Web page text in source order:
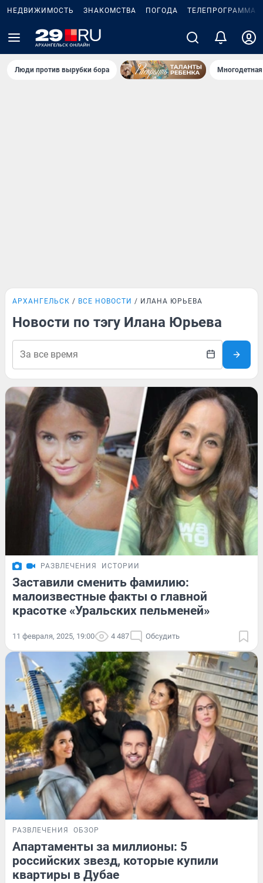
НЕДВИЖИМОСТЬ ЗНАКОМСТВА ПОГОДА ТЕЛЕПРОГРАММА
Люди против вырубки бора
АРХАНГЕЛЬСК ВСЕ НОВОСТИ ИЛАНА ЮРЬЕВА
Новости по тэгу Илана Юрьева
РАЗВЛЕЧЕНИЯ ИСТОРИИ
Заставили сменить фамилию:
малоизвестные факты о главной
красотке «Уральских пельменей»
11 февраля, 2025, 19:00 4 487 Обсудить
РАЗВЛЕЧЕНИЯ ОБЗОР
Апартаменты за миллионы: 5
российских звезд, которые купили
квартиры в Дубае